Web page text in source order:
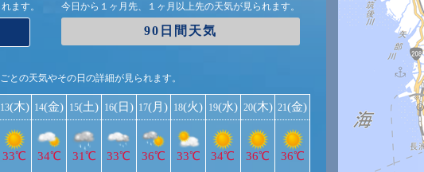
ます。 今日から１ヶ月先、１ヶ月以上先の天気が見られます。
90日間天気
との天気やその日の詳細が見られます。
13(木)
33℃
14(金)
34℃
15(土)
31℃
16(日)
33℃
17(月)
36℃
18(火)
33℃
19(水)
34℃
20(木)
36℃
21(金)
36℃